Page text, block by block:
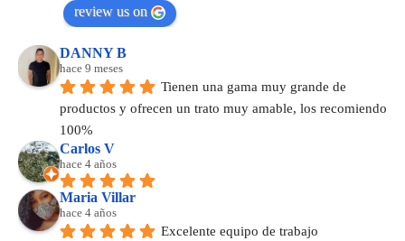
review us on
DANNY B
hace 9 meses
Tienen una gama muy grande de
productos y ofrecen un trato muy amable, los recomiendo
100%
Carlos V
hace 4 años
Maria Villar
hace 4 años
Excelente equipo de trabajo